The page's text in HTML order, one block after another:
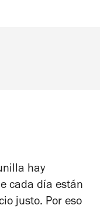
hay
cada día están
justo. Por eso